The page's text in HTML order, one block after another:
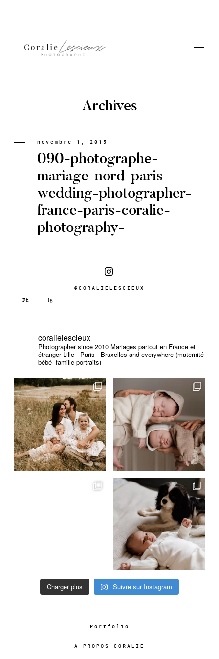
Portfolio
A PROPOS CORALIE
Contact
Archives
novembre 1, 2015
090-photographe-
mariage-nord-paris-
wedding-photographer-
france-paris-coralie-
photography-
@CORALIELESCIEUX
coralielescieux
Photographer since 2010 Mariages partout en France et
étranger Lille - Paris - Bruxelles and everywhere (maternité
bébé- famille portraits)
Charger plus Suivre sur Instagram
Portfolio
A PROPOS CORALIE